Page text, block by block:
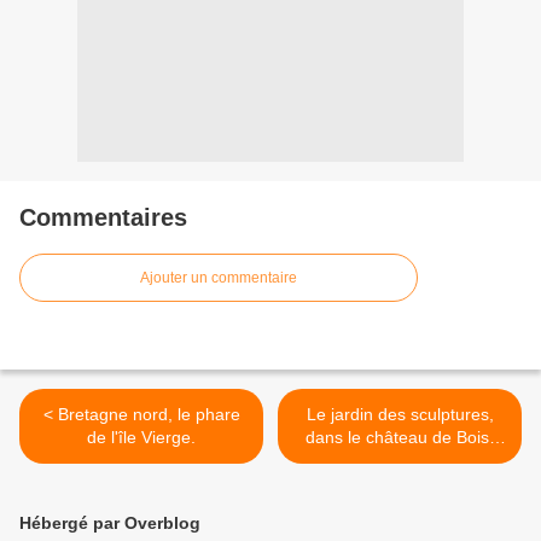
Commentaires
Ajouter un commentaire
< Bretagne nord, le phare
de l'île Vierge.
Le jardin des sculptures,
dans le château de Bois-
Guilbert en Normandie ( 1 ).
Hébergé par Overblog